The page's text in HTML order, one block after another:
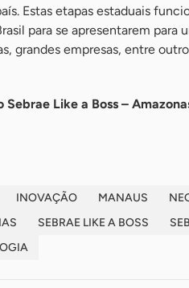
Estas etapas estaduais
para se apresentarem para
grandes empresas, entre
Like a Boss –
INOVAÇÃO MANAUS
SEBRAE LIKE A BOSS